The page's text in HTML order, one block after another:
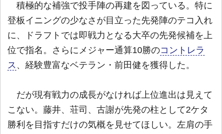
積極的な補強で投手陣の再建を図っている。特に
登板イニングの少なさが目立った先発陣のテコ入れ
に、ドラフトでは即戦力となる大卒の先発候補を上
位で指名。さらにメジャー通算10勝のコントレラ
ス 、経験豊富なベテラン・前田健を獲得した。
だが現有戦力の成長がなければ上位進出は見えて
こない。藤井、荘司、古謝が先発の柱として2ケタ
勝利を目指すだけの気概を見せてほしい。左肩の手